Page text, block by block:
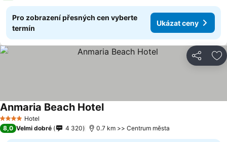
Pro zobrazení přesných cen vyberte
termín
Ukázat ceny
Sdílet
4 Počet hvězdiček
Hotel
Anmaria Beach HotelUkázat ceny
8,0 Velmi dobré 4 320 0.7 km >> Centrum města